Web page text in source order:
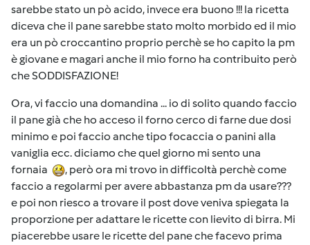
sarebbe stato un pò acido, invece era buono !!! la ricetta
diceva che il pane sarebbe stato molto morbido ed il mio
era un pò croccantino proprio perchè se ho capito la pm
è giovane e magari anche il mio forno ha contribuito però
che SODDISFAZIONE!
Ora, vi faccio una domandina ... io di solito quando faccio
il pane già che ho acceso il forno cerco di farne due dosi
minimo e poi faccio anche tipo focaccia o panini alla
vaniglia ecc. diciamo che quel giorno mi sento una
fornaia
, però ora mi trovo in difficoltà perchè come
faccio a regolarmi per avere abbastanza pm da usare???
e poi non riesco a trovare il post dove veniva spiegata la
proporzione per adattare le ricette con lievito di birra. Mi
piacerebbe usare le ricette del pane che facevo prima